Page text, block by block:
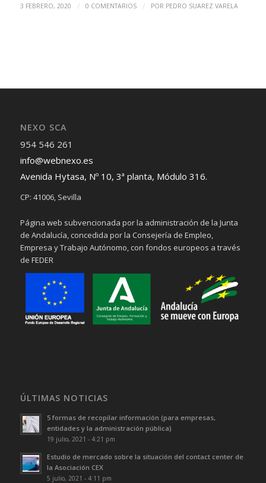
3 FEBRERO, 2020 / 0 COMENTARIOS / POR PEDRO SUAREZ VARELA
NEXO SCA
954 546 261
info@webnexo.es
Avenida Hytasa, Nº 10, 3ª planta, Módulo 316.
CP: 41006, Sevilla
Página web subvencionada por la administración de la Junta
de Andalucía, concedida por la Consejería de Empleo,
Empresa y Trabajo Autónomo, con fondos europeos a través
de FEDER
ÚLTIMAS NOTICIAS
5 formas de recopilar información (para empresas,
entidades y la administración pública)
19 julio, 2021 - 4:21 pm
Estudio de mercado sobre la situación del contact center de
la Asociación CEX
5 julio, 2021 - 4:11 pm